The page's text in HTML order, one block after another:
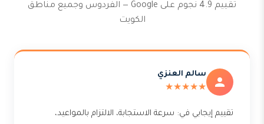
تقييم 4.9 نجوم على Google — الفردوس وجميع مناطق
الكويت
سالم العنزي
★★★★★
تقييم إيجابي في: سرعة الاستجابة، الالتزام بالمواعيد،